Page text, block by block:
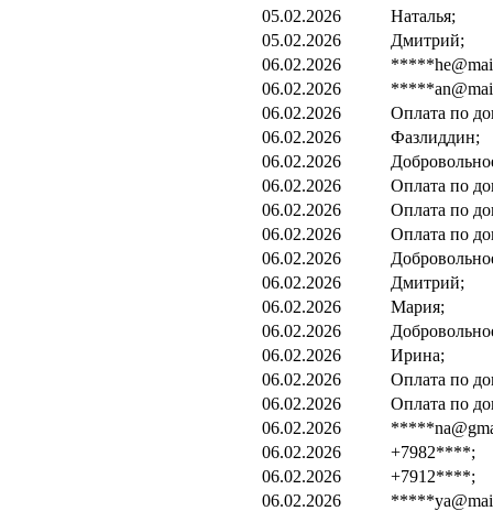
05.02.2026
Наталья;
05.02.2026
Дмитрий;
06.02.2026
06.02.2026
06.02.2026
Оплата по
06.02.2026
Фазлиддин;
06.02.2026
06.02.2026
Оплата по
06.02.2026
Оплата по
06.02.2026
Оплата по
06.02.2026
06.02.2026
Дмитрий;
06.02.2026
Мария;
06.02.2026
06.02.2026
Ирина;
06.02.2026
Оплата по
06.02.2026
Оплата по
06.02.2026
06.02.2026
+7982****;
06.02.2026
+7912****;
06.02.2026